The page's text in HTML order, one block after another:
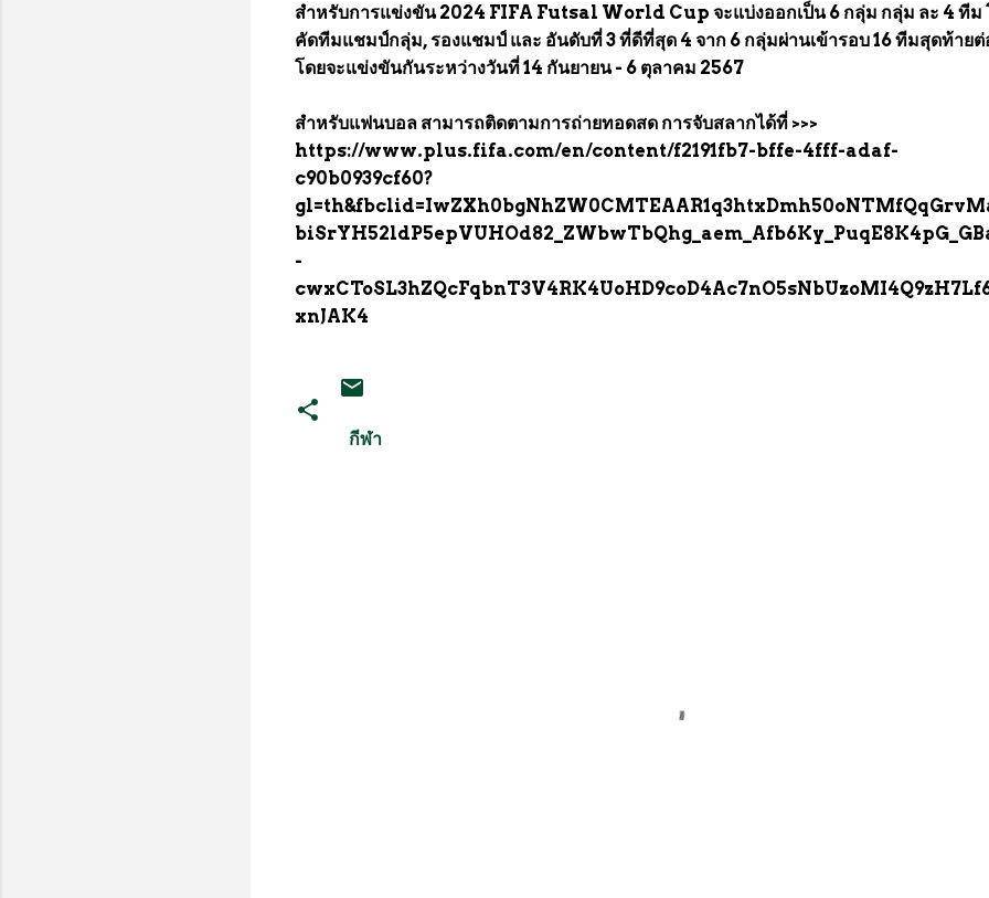
สำหรับการแข่งขัน 2024 FIFA Futsal World Cup จะแบ่งออกเป็น 6 กลุ่ม กลุ่ม ละ 4 ทีม
คัดทีมแชมป์กลุ่ม, รองแชมป์ และ อันดับที่ 3 ที่ดีที่สุด 4 จาก 6 กลุ่มผ่านเข้ารอบ 16 ทีมสุดท้ายต่
โดยจะแข่งขันกันระหว่างวันที่ 14 กันยายน - 6 ตุลาคม 2567
สำหรับแฟนบอล สามารถติดตามการถ่ายทอดสด การจับสลากได้ที่ >>>
https://www.plus.fifa.com/en/content/f2191fb7-bffe-4fff-adaf-
c90b0939cf60?
-
xnJAK4
กีฬา